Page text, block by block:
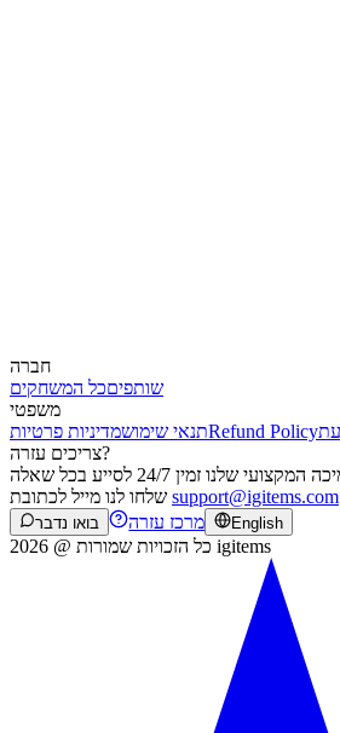
חברה
שותפיםכל המשחקים
משפטי
תנאי שימושמדיניות פרטיות Refund Policy
צריכים עזרה?
support@igitems.com
בואו נדבר מרכז עזרה English
כל הזכויות שמורות @ 2026 igitems